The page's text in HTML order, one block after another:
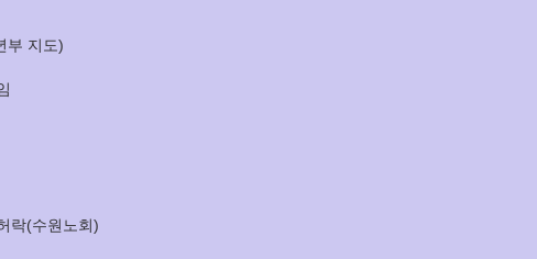
부 지도)
락(수원노회)